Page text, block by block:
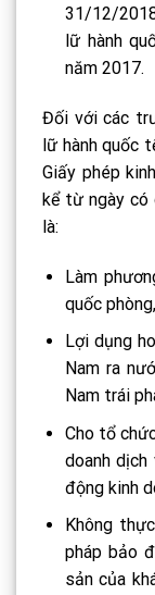
31/12/
lữ hành
năm 2017.
Đối với các
lữ hành quốc
Giấy phép
kể từ ngày có
là:
Làm
quốc
Lợi dụng
Nam ra
Nam trái
Cho tổ
doanh
động kinh
Không
pháp bảo
sản của